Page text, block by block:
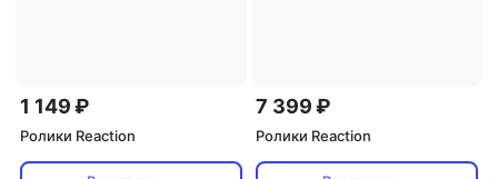
1 149 ₽
Ролики Reaction
7 399 ₽
Ролики Reaction